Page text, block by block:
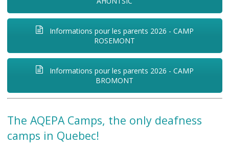
Informations pour les parents 2026 - CAMP
ROSEMONT
Informations pour les parents 2026 - CAMP
BROMONT
The AQEPA Camps, the only deafness
camps in Quebec!